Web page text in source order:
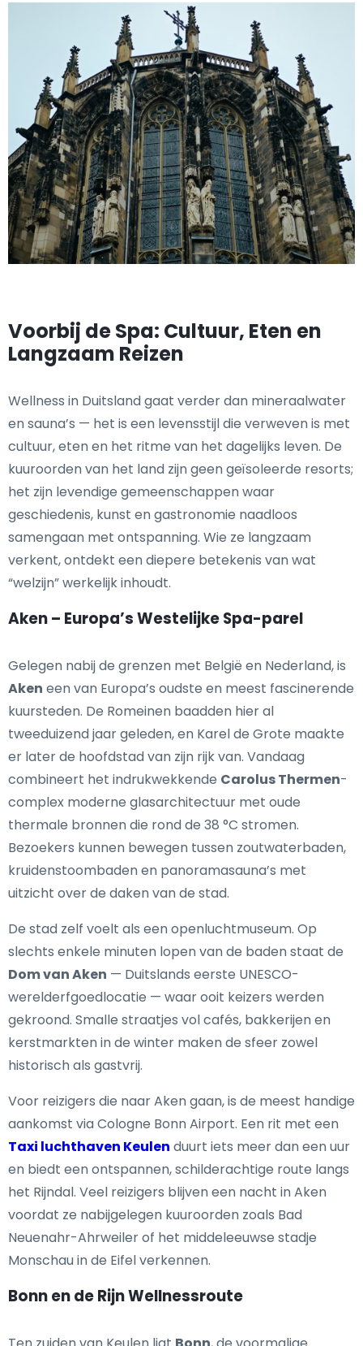
Voorbij de Spa: Cultuur, Eten en
Langzaam Reizen
Wellness in Duitsland gaat verder dan mineraalwater
en sauna’s — het is een levensstijl die verweven is met
cultuur, eten en het ritme van het dagelijks leven. De
kuuroorden van het land zijn geen geïsoleerde resorts;
het zijn levendige gemeenschappen waar
geschiedenis, kunst en gastronomie naadloos
samengaan met ontspanning. Wie ze langzaam
verkent, ontdekt een diepere betekenis van wat
“welzijn” werkelijk inhoudt.
Aken – Europa’s Westelijke Spa-parel
Gelegen nabij de grenzen met België en Nederland, is
Aken een van Europa’s oudste en meest fascinerende
kuursteden. De Romeinen baadden hier al
tweeduizend jaar geleden, en Karel de Grote maakte
er later de hoofdstad van zijn rijk van. Vandaag
combineert het indrukwekkende Carolus Thermen-
complex moderne glasarchitectuur met oude
thermale bronnen die rond de 38 °C stromen.
Bezoekers kunnen bewegen tussen zoutwaterbaden,
kruidenstoombaden en panoramasauna’s met
uitzicht over de daken van de stad.
De stad zelf voelt als een openluchtmuseum. Op
slechts enkele minuten lopen van de baden staat de
Dom van Aken — Duitslands eerste UNESCO-
werelderfgoedlocatie — waar ooit keizers werden
gekroond. Smalle straatjes vol cafés, bakkerijen en
kerstmarkten in de winter maken de sfeer zowel
historisch als gastvrij.
Voor reizigers die naar Aken gaan, is de meest handige
aankomst via Cologne Bonn Airport. Een rit met een
Taxi luchthaven Keulen duurt iets meer dan een uur
en biedt een ontspannen, schilderachtige route langs
het Rijndal. Veel reizigers blijven een nacht in Aken
voordat ze nabijgelegen kuuroorden zoals Bad
Neuenahr-Ahrweiler of het middeleeuwse stadje
Monschau in de Eifel verkennen.
Bonn en de Rijn Wellnessroute